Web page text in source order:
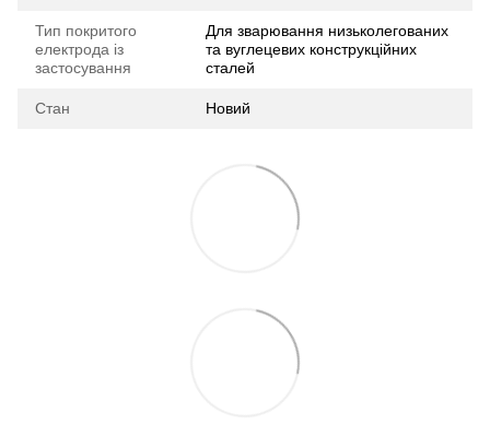
Тип покритого
електрода із
застосування
Для зварювання низьколегованих
та вуглецевих конструкційних
сталей
Стан Новий